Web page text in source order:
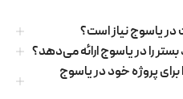
یاسوج نیاز است؟
را در یاسوج ارائه می‌دهد؟
پروژه خود در یاسوج